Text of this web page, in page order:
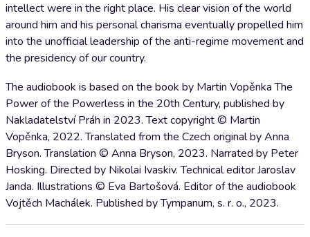
intellect were in the right place. His clear vision of the world
around him and his personal charisma eventually propelled him
into the unofficial leadership of the anti-regime movement and
the presidency of our country.
The audiobook is based on the book by Martin Vopěnka The
Power of the Powerless in the 20th Century, published by
Nakladatelství Práh in 2023. Text copyright © Martin
Vopěnka, 2022. Translated from the Czech original by Anna
Bryson. Translation © Anna Bryson, 2023. Narrated by Peter
Hosking. Directed by Nikolai Ivaskiv. Technical editor Jaroslav
Janda. Illustrations © Eva Bartošová. Editor of the audiobook
Vojtěch Machálek. Published by Tympanum, s. r. o., 2023.